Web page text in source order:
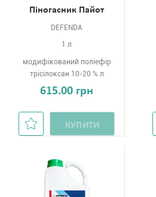
Піногасник Пайот
DEFENDA
1 л
модифікований поліефір
трісілоксан 10-20 % л
615.00 грн
КУПИТИ